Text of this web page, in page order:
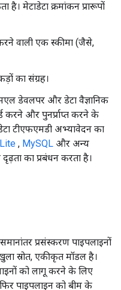
मेटाडेटा क्रमांकन प्रारूपों
वाली एक स्कीमा (जैसे,
का संग्रह।
डेवलपर और डेटा वैज्ञानिक
करने और पुनर्प्राप्त करने के
टीएफएमडी अभ्यावेदन का
, MySQL और अन्य
का प्रबंधन करता है।
प्रसंस्करण पाइपलाइनों
स्रोत, एकीकृत मॉडल है।
को लागू करने के लिए
पाइपलाइन को बीम के